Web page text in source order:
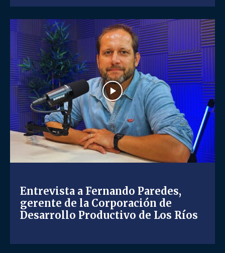
Entrevista a Fernando Paredes,
gerente de la Corporación de
Desarrollo Productivo de Los Ríos